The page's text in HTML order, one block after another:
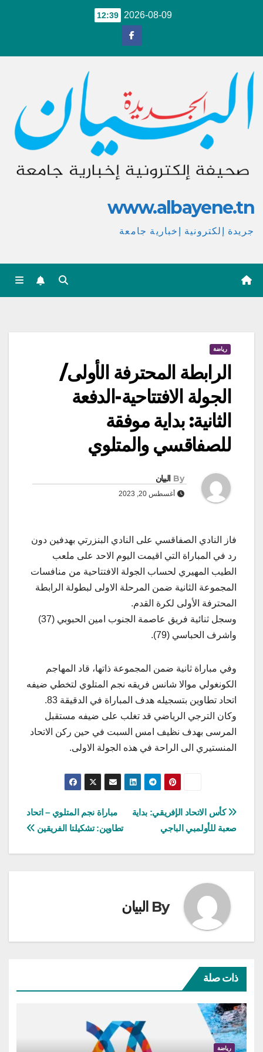
2026-08-09
12:39
www.albayene.tn
جريدة إلكترونية إخبارية جامعة
رياضة
الرابطة المحترفة الأولى/
الجولة الافتتاحية-الدفعة
الثانية: بداية موفقة
للصفاقسي والمتلوي
By البيان
أغسطس 20, 2023
فاز النادي الصفاقسي على النادي البنزرتي بهدفين دون
رد في المباراة التي اقيمت اليوم الاحد على ملعب
الطيب المهيري لحساب الجولة الافتتاحية من منافسات
المجموعة الثانية ضمن المرحلة الاولى لبطولة الرابطة
المحترفة الأولى لكرة القدم.
وسجل ثنائية فريق عاصمة الجنوب امين الحبوبي (37)
واشرف الحباسي (79).
وفي مباراة ثانية ضمن المجموعة ذاتها، قاد المهاجم
الكونغولي موالا شانس فريقه نجم المتلوي لتخطي ضيفه
اتحاد تطاوين بتسجيله هدف المباراة في الدقيقة 83.
وكان الترجي الرياضي قد تغلب على ضيفه مستقبل
المرسى بهدف نظيف امس السبت في حين ركن الاتحاد
المنستيري الى الراحة في هذه الجولة الاولى.
تصفّح
المقالات
مباراة نجم المتلوي – اتحاد
تطاوين: تشكيلتا الفريقين
كأس الاتحاد الإفريقي: بداية
صعبة للأولمبي الباجي
By البيان
ذات صلة
رياضة